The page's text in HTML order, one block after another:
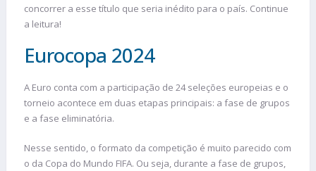
concorrer a esse título que seria inédito para o país. Continue
a leitura!
Eurocopa 2024
A Euro conta com a participação de 24 seleções europeias e o
torneio acontece em duas etapas principais: a fase de grupos
e a fase eliminatória.
Nesse sentido, o formato da competição é muito parecido com
o da Copa do Mundo FIFA. Ou seja, durante a fase de grupos,